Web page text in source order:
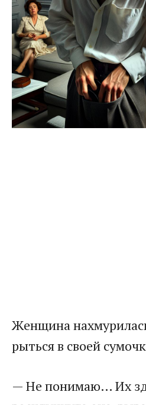
Женщина
рыться в своей
— Не понимаю… Их